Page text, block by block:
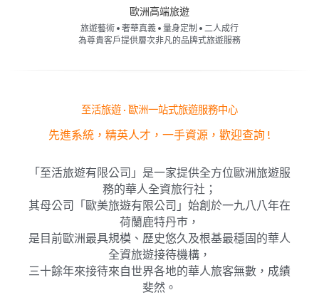
歐洲高端旅遊
旅遊藝術 • 奢華真義 • 量身定制 • 二人成行
為尊貴客戶提供層次非凡的品牌式旅遊服務
至活旅遊 · 歐洲一站式旅遊服務中心
先進系統，精英人才，一手資源，歡迎查詢 !
「至活旅遊有限公司」是一家提供全方位歐洲旅遊服
務的華人全資旅行社；
其母公司「歐美旅遊有限公司」始創於一九八八年在
荷蘭鹿特丹巿，
是目前歐洲最具規模、歷史悠久及根基最穩固的華人
全資旅遊接待機構，
三十餘年來接待來自世界各地的華人旅客無數，成績
斐然。